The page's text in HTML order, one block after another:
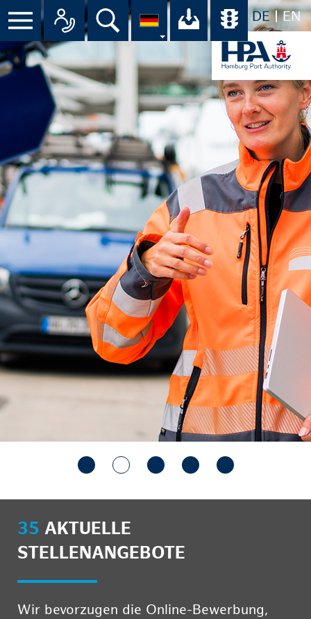
DE EN
Menü Alle Ansprechpartner im
Suche Ihr Download-
35 AKTUELLE
STELLENANGEBOTE
Wir bevorzugen die Online-Bewerbung,